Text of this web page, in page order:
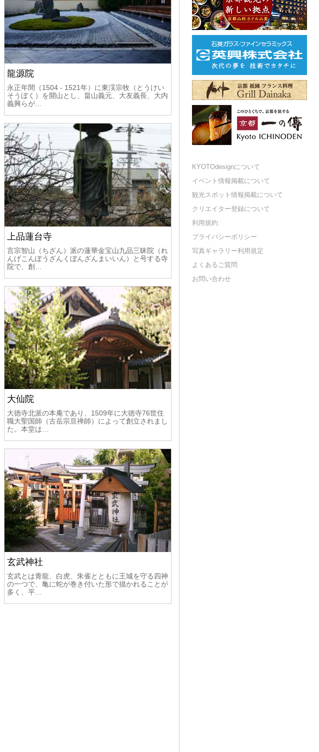
龍源院
永正年間（1504 - 1521年）に東渓宗牧（とうけい
そうぼく）を開山とし、畠山義元、大友義長、大内
義興らが…
上品蓮台寺
言宗智山（ちざん）派の蓮華金宝山九品三昧院（れ
んげこんぽうざんくぼんざんまいいん）と号する寺
院で、創…
大仙院
大徳寺北派の本庵であり、1509年に大徳寺76世住
職大聖国師（古岳宗亘禅師）によって創立されまし
た。本堂は…
玄武神社
玄武とは青龍、白虎、朱雀とともに王城を守る四神
の一つで、亀に蛇が巻き付いた形で描かれることが
多く、平…
KYOTOdesignについて
イベント情報掲載について
観光スポット情報掲載について
クリエイター登録について
利用規約
プライバシーポリシー
写真ギャラリー利用規定
よくあるご質問
お問い合わせ